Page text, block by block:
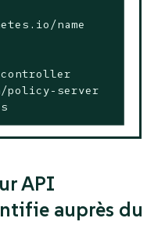
name
controller
policy-server
API
auprès du